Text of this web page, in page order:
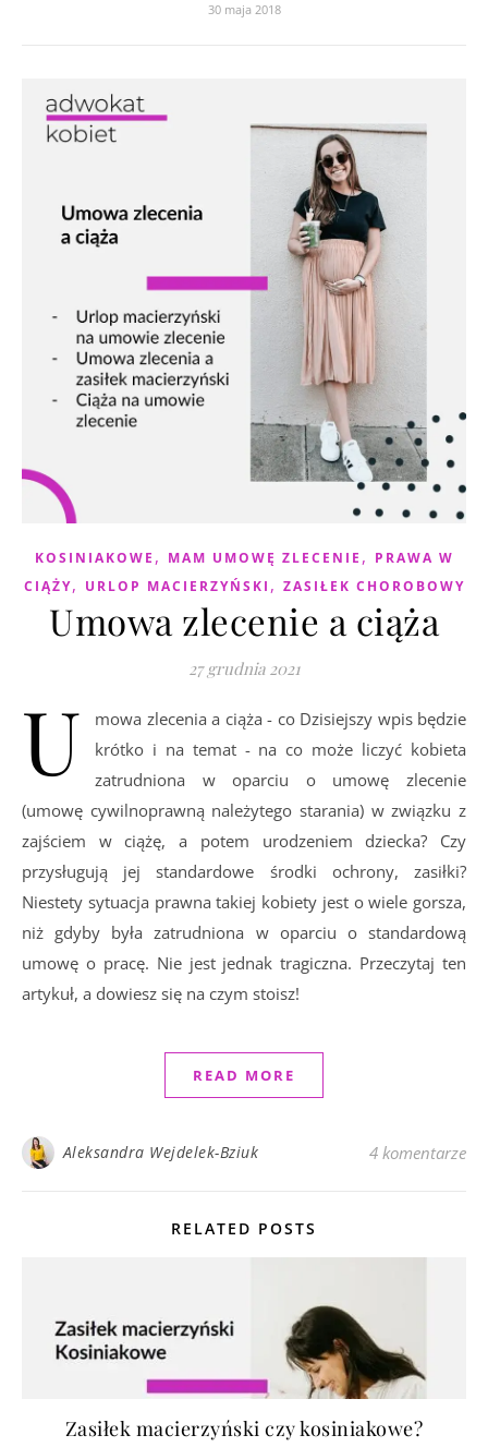
30 maja 2018
KOSINIAKOWE , MAM UMOWĘ ZLECENIE , PRAWA W
CIĄŻY, URLOP MACIERZYŃSKI , ZASIŁEK CHOROBOWY
Umowa zlecenie a ciąża
27 grudnia 2021
U
mowa zlecenia a ciąża - co Dzisiejszy wpis będzie
krótko i na temat - na co może liczyć kobieta
zatrudniona w oparciu o umowę zlecenie
(umowę cywilnoprawną należytego starania) w związku z
zajściem w ciążę, a potem urodzeniem dziecka? Czy
przysługują jej standardowe środki ochrony, zasiłki?
Niestety sytuacja prawna takiej kobiety jest o wiele gorsza,
niż gdyby była zatrudniona w oparciu o standardową
umowę o pracę. Nie jest jednak tragiczna. Przeczytaj ten
artykuł, a dowiesz się na czym stoisz!
READ MORE
Aleksandra Wejdelek-Bziuk 4 komentarze
RELATED POSTS
Zasiłek macierzyński czy kosiniakowe?